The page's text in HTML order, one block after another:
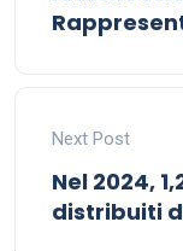
Next Post
Nel 2024,
distribuiti